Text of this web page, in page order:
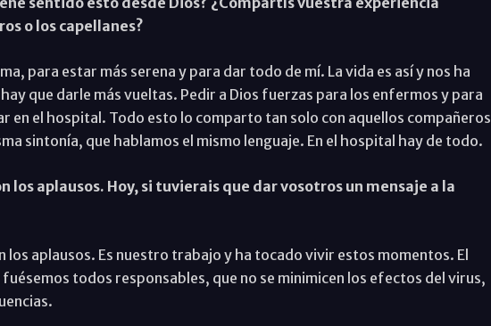
o los capellanes?
para estar más serena y para dar todo de mí. La vida es así y nos ha
que darle más vueltas. Pedir a Dios fuerzas para los enfermos y para
en el hospital. Todo esto lo comparto tan solo con aquellos compañeros
sintonía, que hablamos el mismo lenguaje. En el hospital hay de todo.
los aplausos. Hoy, si tuvierais que dar vosotros un mensaje a la
los aplausos. Es nuestro trabajo y ha tocado vivir estos momentos. El
fuésemos todos responsables, que no se minimicen los efectos del virus,